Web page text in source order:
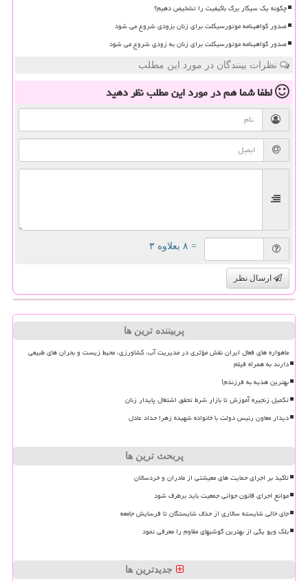
چگونه یک سیگار برگ باکیفیت را تشخیص دهیم؟
صدور گواهینامه موتورسیکلت برای زنان بزودی شروع می شود
صدور گواهینامه موتورسیکلت برای زنان به زودی شروع می شود
نظرات بینندگان در مورد این مطلب
لطفا شما همدر مورد این مطلبنظر دهید
= ۸ بعلاوه ۳
ارسال نظر
پربیننده ترین ها
ماهواره های فعال ایران نقش مؤثری در مدیریت آب، کشاورزی، محیط زیست و بحران های طبیعی
دارند به همراه فیلم
بهترین هدیه به فرزندم!
تکمیل زنجیره آموزش تا بازار شرط تحقق اشتغال پایدار زنان
دیدار معاون رئیس دولت با خانواده شهیده زهرا حداد عادل
پربحث ترین ها
تاکید بر اجرای حمایت های معیشتی از مادران و خردسالان
موانع اجرای قانون جوانی جمعیت باید برطرف شود
جای خالی شایسته سالاری از حذف شایستگان تا فرسایش جامعه
بلک ویو یکی از بهترین گوشیهای مقاوم را معرفی نمود
جدیدترین ها